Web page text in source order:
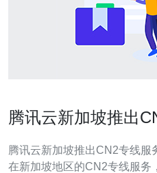
腾讯云新加坡推出
腾讯云新加坡推出CN2专线服务 近日，腾讯云宣布推
在新加坡地区的CN2专线服务